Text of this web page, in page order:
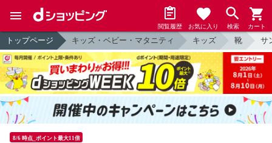
閲覧履歴 お気に入り 検索 カート
トップページ キッズ・ベビー・マタニティ キッズ 靴 サ
8/6 時点_ポイント最大11倍